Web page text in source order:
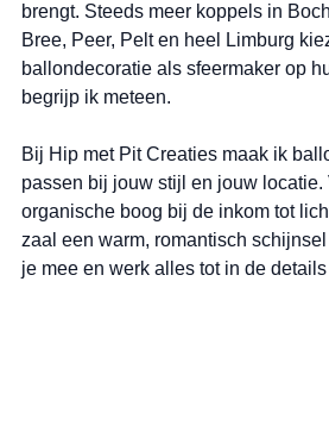
brengt. Steeds meer koppels in
Bree, Peer, Pelt en heel Limburg
ballondecoratie als sfeermaker op
begrijp ik meteen.
Bij Hip met Pit Creaties maak ik
passen bij jouw stijl en jouw locatie.
organische boog bij de inkom tot
zaal een warm, romantisch
je mee en werk alles tot in de details